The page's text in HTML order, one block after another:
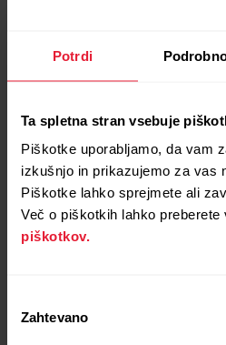
Potrdi
Ta spletna stran vsebuje
Piškotke uporabljamo, da vam
izkušnjo in prikazujemo za vas
Piškotke lahko sprejmete ali
Več o piškotkih lahko preberete
piškotkov.
soglasja
Zahtevano